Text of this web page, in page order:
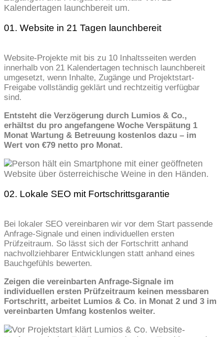
01. Website in 21 Tagen launchbereit
Website-Projekte mit bis zu 10 Inhaltsseiten werden
innerhalb von 21 Kalendertagen technisch launchbereit
umgesetzt, wenn Inhalte, Zugänge und Projektstart-
Freigabe vollständig geklärt und rechtzeitig verfügbar
sind.
Entsteht die Verzögerung durch Lumios & Co.,
erhältst du pro angefangene Woche Verspätung 1
Monat Wartung & Betreuung kostenlos dazu – im
Wert von €79 netto pro Monat.
02. Lokale SEO mit Fortschrittsgarantie
Bei lokaler SEO vereinbaren wir vor dem Start passende
Anfrage-Signale und einen individuellen ersten
Prüfzeitraum. So lässt sich der Fortschritt anhand
nachvollziehbarer Entwicklungen statt anhand eines
Bauchgefühls bewerten.
Zeigen die vereinbarten Anfrage-Signale im
individuellen ersten Prüfzeitraum keinen messbaren
Fortschritt, arbeitet Lumios & Co. in Monat 2 und 3 im
vereinbarten Umfang kostenlos weiter.